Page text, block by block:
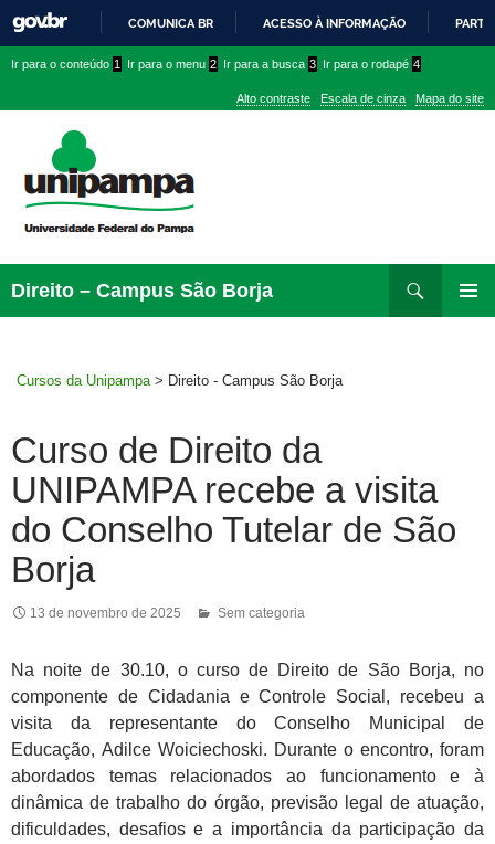
PARA
CONTEÚDO
COMUNICA BR ACESSO À INFORMAÇÃO
conteúdo
menu
superior
menu
Ir para o conteúdo 1 Ir para o menu 2 Ir para a busca 3 Ir para o rodapé 4
Alto contraste Escala de cinza Mapa do site
Direito – Campus São Borja
para
Cursos da Unipampa > Direito - Campus São Borja
Curso de Direito da
UNIPAMPA recebe a visita
do Conselho Tutelar de São
Borja
13 de novembro de 2025 Sem categoria
Na noite de 30.10, o curso de Direito de São Borja, no
componente de Cidadania e Controle Social, recebeu a
visita da representante do Conselho
Municipal de
Educação, Adilce Woiciechoski. Durante o encontro, foram
abordados temas relacionados ao funcionamento e à
dinâmica de trabalho do órgão, previsão legal de atuação,
dificuldades, desafiose a importância da participação da